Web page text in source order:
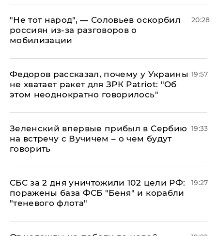
​"Не тот народ", — Соловьев оскорбил
россиян из-за разговоров о
мобилизации
20:28
Федоров рассказал, почему у Украины
не хватает ракет для ЗРК Patriot: "Об
этом неоднократно говорилось"
19:57
Зеленский впервые прибыл в Сербию
на встречу с Вучичем – о чем будут
говорить
19:33
СБС за 2 дня уничтожили 102 цели РФ:
поражены база ФСБ "Беня" и корабли
"теневого флота"
19:27